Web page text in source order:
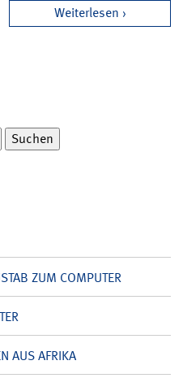
Weiterlesen
ZUM COMPUTER
AUS AFRIKA